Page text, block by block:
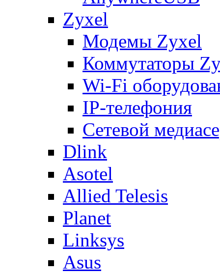
Zyxel
Модемы Zyxel
Коммутаторы
Wi-Fi
IP-телефония
Сетевой
Dlink
Asotel
Allied Telesis
Planet
Linksys
Asus